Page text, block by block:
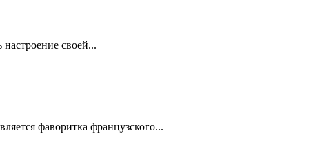
своей...
фаворитка французского...